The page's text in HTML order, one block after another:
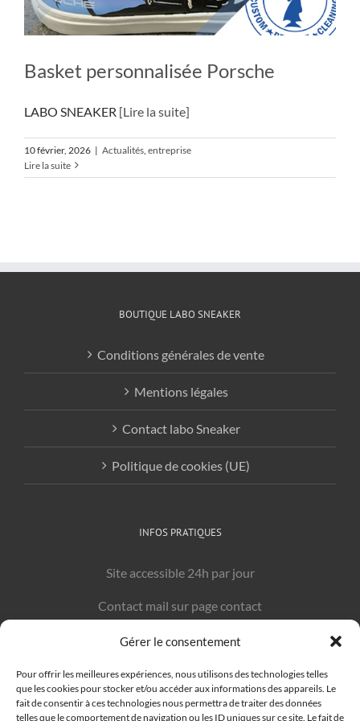
Gérer le consentement
Pour offrir les meilleures expériences, nous utilisons des technologies telles
que les cookies pour stocker et/ou accéder aux informations des appareils. Le
fait de consentir à ces technologies nous permettra de traiter des données
telles que le comportement de navigation ou les ID uniques sur ce site. Le fait de
Basket personnalisée Porsche
LABO SNEAKER [Lire la suite]
10 février, 2026 | Actualités entreprise
Lire la suite
BOUTIQUE LABO SNEAKER
Conditions générales de vente
Mentions légales
Contact labo Sneaker
Politique de cookies (UE)
INFOS PRATIQUES
Site accessible 24h par jour
Contact mail sur page contact
Graphiste Béziers: Graphisme-beziers.com